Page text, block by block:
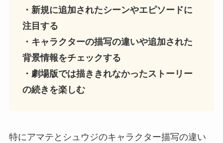
・新規に追加されたシーンやエピソードに
注目する
・キャラクターの描写の違いや追加された
背景情報をチェックする
・劇場版では描ききれなかったストーリー
の続きを楽しむ
特にアマテとシュウジのキャラクター描写の違い